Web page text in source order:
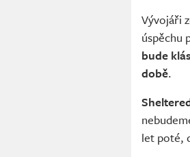
Vývojáři
úspěchu
bude
době.
let poté,